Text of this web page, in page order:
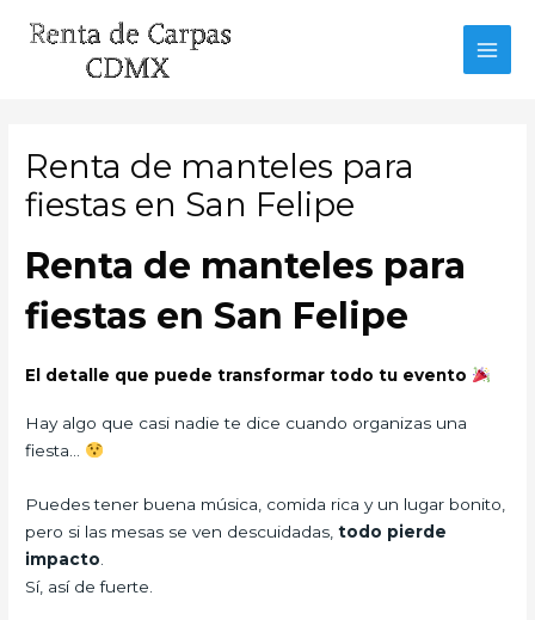
Renta de manteles para
fiestas en San Felipe
Renta de manteles para
fiestas en San Felipe
El detalle que puede transformar todo tu evento
Hay algo que casi nadie te dice cuando organizas una
fiesta…
Puedes tener buena música, comida rica y un lugar bonito,
pero si las mesas se ven descuidadas,todo pierde
impacto
Sí, así de fuerte.